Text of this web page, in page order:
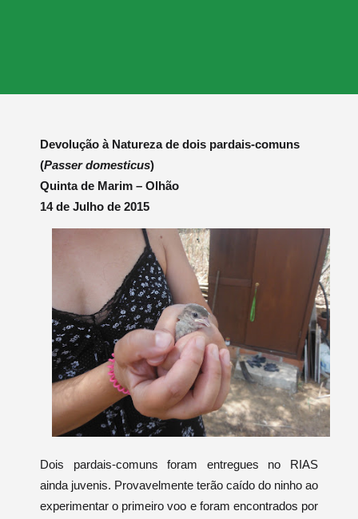
Devolução à Natureza de dois pardais-comuns
(Passer domesticus)
Quinta de Marim – Olhão
14 de Julho de 2015
Dois pardais-comuns foram entregues no RIAS
ainda juvenis. Provavelmente terão caído do ninho ao
experimentar o primeiro voo e foram encontrados por